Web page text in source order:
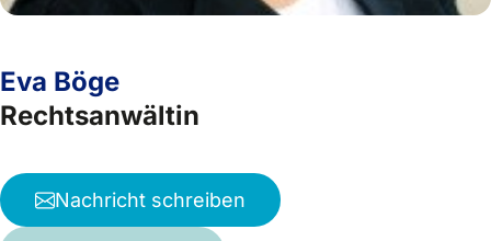
Eva Böge
Rechtsanwältin
Nachricht schreiben